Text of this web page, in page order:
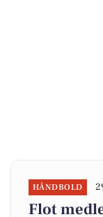
HÅNDBOLD
Flot